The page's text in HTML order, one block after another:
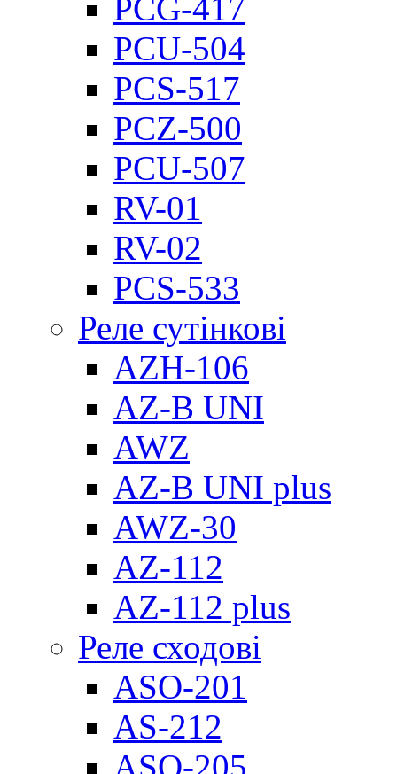
PCG-417
PCU-504
PCS-517
PCZ-500
PCU-507
RV-01
RV-02
PCS-533
Реле сутінкові
AZH-106
AZ-B UNI
AWZ
AZ-B UNI plus
AWZ-30
AZ-112
AZ-112 plus
Реле сходові
ASO-201
AS-212